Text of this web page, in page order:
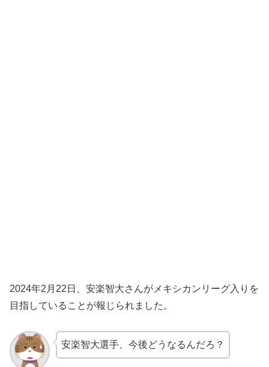
2024年2月22日、安楽智大さんがメキシカンリーグ入りを
目指していることが報じられました。
安楽智大選手、今後どうなるんだろ？